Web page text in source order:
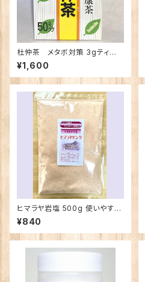
杜仲茶 メタボ対策 3gティー
パック50包入
¥1,600
ヒマラヤ岩塩 500g 使いやすい
粉末タイプ
¥840